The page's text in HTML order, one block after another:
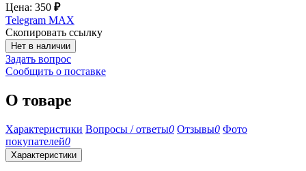
Цена: 350 ₽
Telegram MAX
Скопировать ссылку
Нет в наличии
Задать вопрос
Сообщить о поставке
О товаре
Характеристики Вопросы / ответы0 Отзывы0 Фото
покупателей0
Характеристики